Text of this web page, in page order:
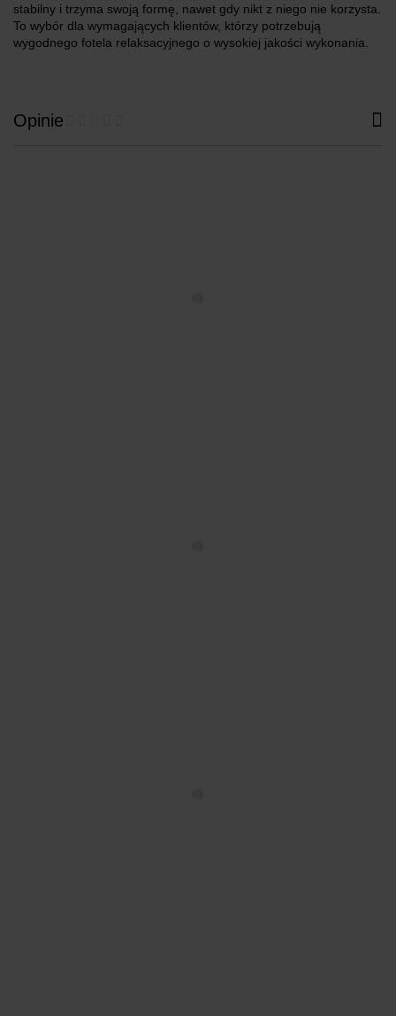
stabilny i trzyma swoją formę, nawet gdy nikt z niego nie korzysta.
To wybór dla wymagających klientów, którzy potrzebują
wygodnego fotela relaksacyjnego o wysokiej jakości wykonania.
Opinie